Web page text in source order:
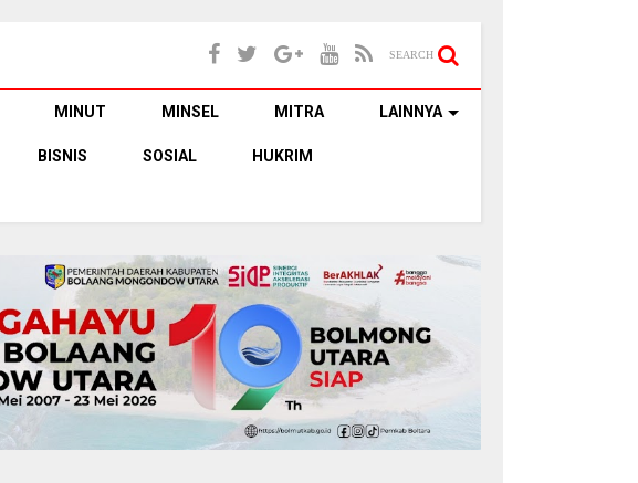
SEARCH
MINUT MINSEL MITRA LAINNYA
BISNIS SOSIAL HUKRIM